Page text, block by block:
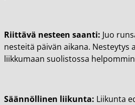
Riittävä nesteen saanti: Juo
nesteitä päivän aikana. Nesteytys
liikkumaan suolistossa
Säännöllinen liikunta: Liikunta